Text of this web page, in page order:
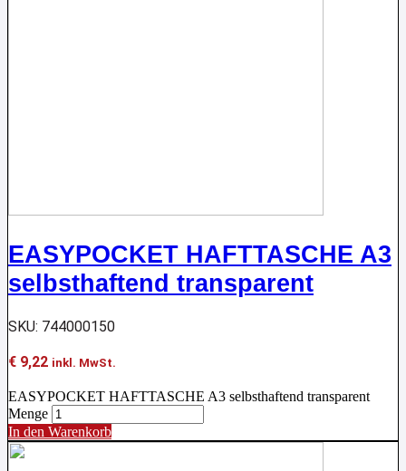
EASYPOCKET HAFTTASCHE A3
selbsthaftend transparent
SKU: 744000150
€ 9,22 inkl. MwSt.
EASYPOCKET HAFTTASCHE A3 selbsthaftend transparent
Menge
In den Warenkorb